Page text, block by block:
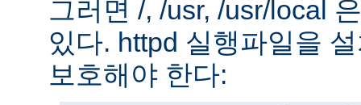
그러면 /, /usr, /usr/local
있다. httpd 실행파일을
보호해야 한다: